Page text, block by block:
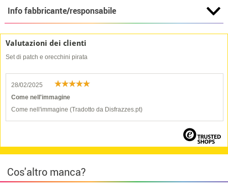
Info fabbricante/responsabile
Valutazioni dei clienti
Set di patch e orecchini pirata
28/02/2025
Come nell'immagine
Come nell'immagine (Tradotto da Disfrazzes.pt)
Cos'altro manca?